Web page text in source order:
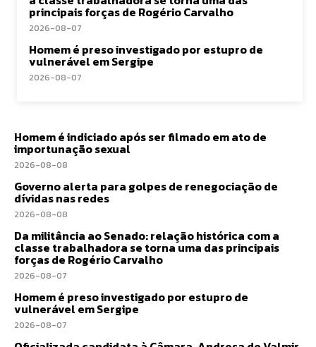
principais forças de Rogério Carvalho
2026-08-07
Homem é preso investigado por estupro de
vulnerável em Sergipe
2026-08-07
Homem é indiciado após ser filmado em ato de
importunação sexual
2026-08-08
Governo alerta para golpes de renegociação de
dívidas nas redes
2026-08-08
Da militância ao Senado: relação histórica com a
classe trabalhadora se torna uma das principais
forças de Rogério Carvalho
2026-08-07
Homem é preso investigado por estupro de
vulnerável em Sergipe
2026-08-07